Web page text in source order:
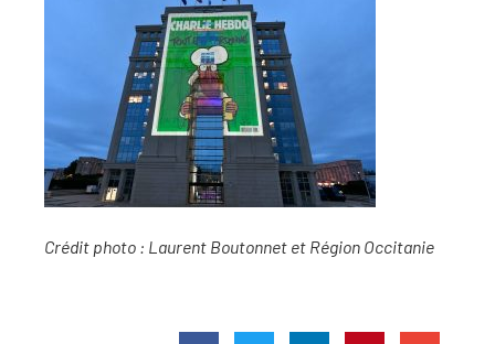
Crédit photo : Laurent Boutonnet et Région Occitanie